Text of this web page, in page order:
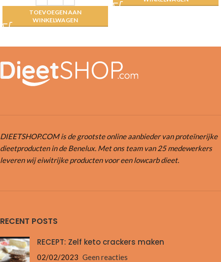
TOEVOEGEN AAN
WINKELWAGEN
DIEETSHOP.COM is de grootste online aanbieder van proteïnerijke
dieetproducten in de Benelux. Met ons team van 25 medewerkers
leveren wij eiwitrijke producten voor een lowcarb dieet.
RECENT POSTS
RECEPT: Zelf keto crackers maken
02/02/2023 Geen reacties